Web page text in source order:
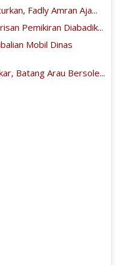
Fadly Amran Aja...
Pemikiran Diabadik...
Mobil Dinas
Batang Arau Bersole...